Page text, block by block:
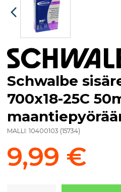
Schwalbe
700x18-25C
MALLI: 10400103 (15734)
9,99 €